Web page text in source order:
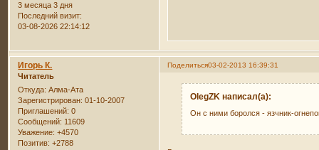
3 месяца 3 дня
Последний визит:
03-08-2026 22:14:12
Поделиться03-02-2013 16:39:31
Игорь К.
Читатель
Откуда: Алма-Ата
Зарегистрирован: 01-10-2007
Приглашений: 0
Сообщений: 11609
Уважение: +4570
Позитив: +2788
OlegZK написал(а):
Он с ними боролся - язчник-